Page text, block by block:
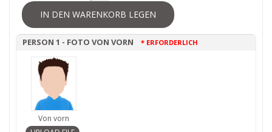
IN DEN WARENKORB LEGEN
PERSON 1 - FOTO VON VORN * ERFORDERLICH
Von vorn